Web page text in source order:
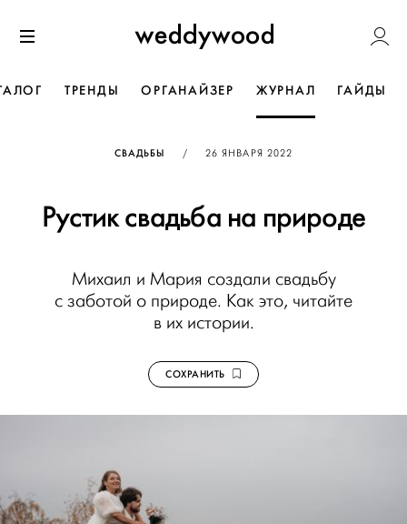
к содержанию
Weddywood
ТРЕНДЫ ОРГАНАЙЗЕР ЖУРНАЛ ГАЙДЫ
СВАДЬБЫ / ОПУБЛИКОВАНО
26 ЯНВАРЯ 2022
Рустик свадьба на природе
Михаил и Мария создали свадьбу
с заботой о природе. Как это, читайте
в их истории.
СОХРАНИТЬ